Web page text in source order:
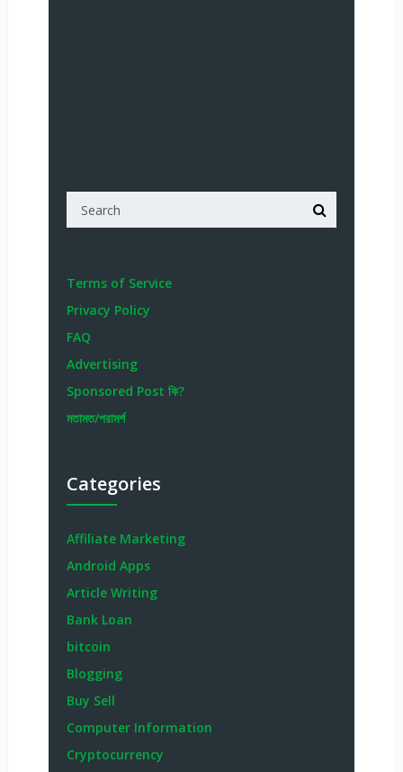
Terms of Service
Privacy Policy
FAQ
Advertising
Sponsored Post কি?
মতামত/পরামর্শ
Categories
Affiliate Marketing
Android Apps
Article Writing
Bank Loan
bitcoin
Blogging
Buy Sell
Computer Information
Cryptocurrency